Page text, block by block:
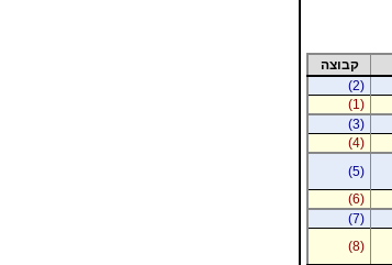
קבוצה
(2)
(1)
(3)
(4)
(5)
(6)
(7)
(8)